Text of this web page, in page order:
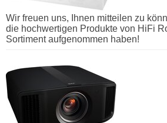
Wir freuen uns, Ihnen mitteilen zu
die hochwertigen Produkte von HiFi
Sortiment aufgenommen haben!